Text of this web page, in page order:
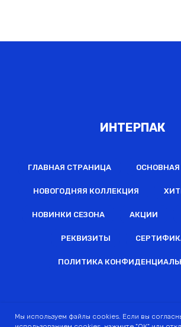
ИНТЕРПАК
ГЛАВНАЯ СТРАНИЦА
НОВОГОДНЯЯ КОЛЛЕКЦИЯ
НОВИНКИ СЕЗОНА АКЦИИ
РЕКВИЗИТЫ
ПОЛИТИКА
Мы используем файлы cookies. Если вы